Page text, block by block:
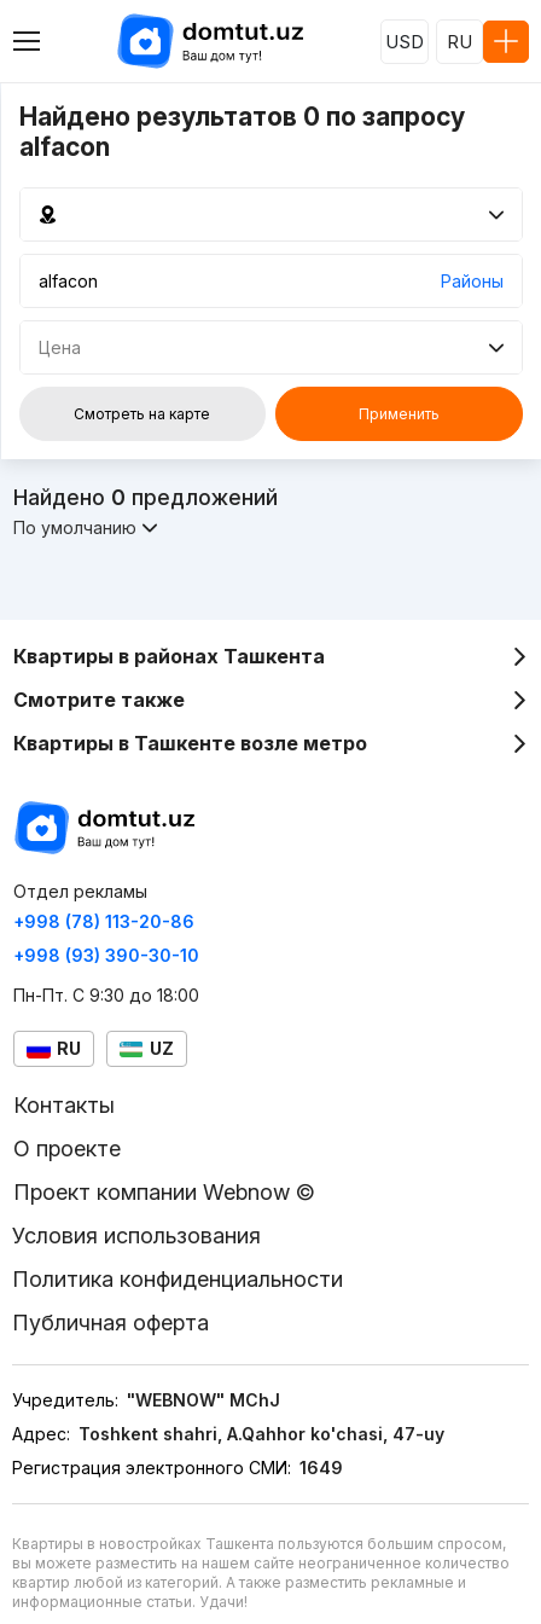
USD RU
Найдено результатов 0 по запросу
alfacon
Районы
Цена
Смотреть на карте Применить
Найдено 0 предложений
По умолчанию
Квартиры в районах Ташкента
Смотрите также
Квартиры в Ташкенте возле метро
Отдел рекламы
+998 (78) 113-20-86
+998 (93) 390-30-10
Пн-Пт. С 9:30 до 18:00
RU UZ
Контакты
О проекте
Проект компании Webnow ©
Условия использования
Политика конфиденциальности
Публичная оферта
Учредитель: "WEBNOW" MChJ
Адрес: Toshkent shahri, A.Qahhor ko'chasi, 47-uy
Регистрация электронного СМИ: 1649
Квартиры в новостройках Ташкента пользуются большим спросом,
вы можете разместить на нашем сайте неограниченное количество
квартир любой из категорий. А также разместить рекламные и
информационные статьи. Удачи!